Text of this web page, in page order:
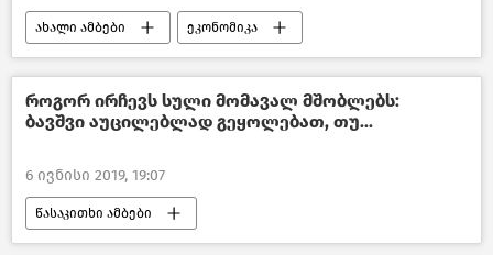
ახალი ამბები ეკონომიკა
საქართველოს ეკონომიკა
საქართველო
როგორ ირჩევს სული მომავალ მშობლებს:
ბავშვი აუცილებლად გეყოლებათ, თუ...
6 ივნისი 2019, 19:07
წასაკითხი ამბები
ხალხური რწმენა-მინიშნებები